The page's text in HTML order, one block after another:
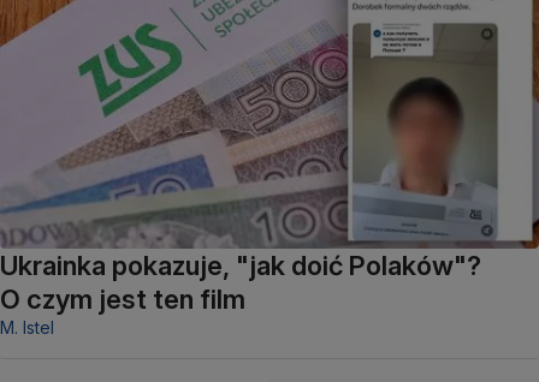
Ukrainka pokazuje, "jak doić Polaków"?
O czym jest ten film
M. Istel